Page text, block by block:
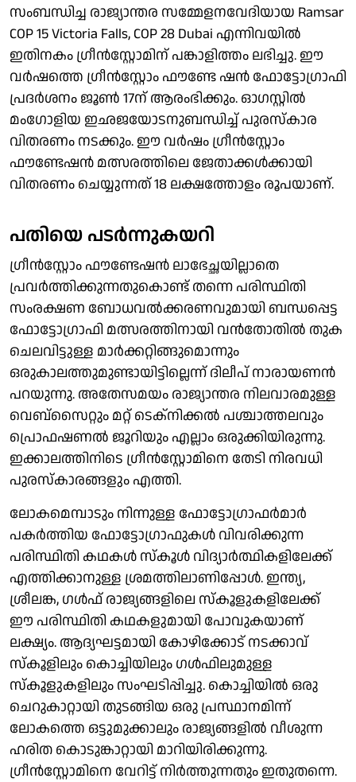
സംബന്ധിച്ച രാജ്യാന്തര സമ്മേളനവേദിയായ Ramsar
COP 15 Victoria Falls, COP 28 Dubai എന്നിവയില്‍
ഇതിനകം ഗ്രീന്‍സ്റ്റോമിന് പങ്കാളിത്തം ലഭിച്ചു. ഈ
വര്‍ഷത്തെ ഗ്രീന്‍സ്റ്റോം ഫൗണ്ടേ ഷന്‍ ഫോട്ടോഗ്രാഫി
പ്രദര്‍ശനം ജൂണ്‍ 17ന് ആരംഭിക്കും. ഓഗസ്റ്റില്‍
മംഗോളിയ ഇഛജയോടനുബന്ധിച്ച് പുരസ്‌കാര
വിതരണം നടക്കും. ഈ വര്‍ഷം ഗ്രീന്‍സ്റ്റോം
ഫൗണ്ടേഷന്‍ മത്സരത്തിലെ ജേതാക്കള്‍ക്കായി
വിതരണം ചെയ്യുന്നത് 18 ലക്ഷത്തോളം രൂപയാണ്.
പതിയെ പടര്‍ന്നുകയറി
ഗ്രീന്‍സ്റ്റോം ഫൗണ്ടേഷന്‍ ലാഭേച്ഛയില്ലാതെ
പ്രവര്‍ത്തിക്കുന്നതുകൊണ്ട് തന്നെ പരിസ്ഥിതി
സംരക്ഷണ ബോധവല്‍ക്കരണവുമായി ബന്ധപ്പെട്ട
ഫോട്ടോഗ്രാഫി മത്സരത്തിനായി വന്‍തോതില്‍ തുക
ചെലവിട്ടുള്ള മാര്‍ക്കറ്റിങ്ങുമൊന്നും
ഒരുകാലത്തുമുണ്ടായിട്ടില്ലെന്ന് ദിലീപ് നാരായണന്‍‌
പറയുന്നു. അതേസമയം രാജ്യാന്തര നിലവാരമുള്ള
വെബ്സൈറ്റും മറ്റ് ടെക്നിക്കല്‍ പശ്ചാത്തലവും
പ്രൊഫഷണല്‍ ജൂറിയും എല്ലാം ഒരുക്കിയിരുന്നു.
ഇക്കാലത്തിനിടെ ഗ്രീന്‍സ്റ്റോമിനെ തേടി നിരവധി
പുരസ്‌കാരങ്ങളും എത്തി.‌
ലോകമെമ്പാടും നിന്നുള്ള ഫോട്ടോഗ്രാഫര്‍മാര്‍
പകര്‍ത്തിയ ഫോട്ടോഗ്രാഫുകള്‍ വിവരിക്കുന്ന
പരിസ്ഥിതി കഥകള്‍ സ്‌കൂള്‍ വിദ്യാര്‍ത്ഥികളിലേക്ക്
എത്തിക്കാനുള്ള ശ്രമത്തിലാണിപ്പോള്‍. ഇന്ത്യ,
ശ്രീലങ്ക, ഗള്‍ഫ് രാജ്യങ്ങളിലെ സ്‌കൂളുകളിലേക്ക്
ഈ പരിസ്ഥിതി കഥകളുമായി പോവുകയാണ്
ലക്ഷ്യം. ആദ്യഘട്ടമായി കോഴിക്കോട് നടക്കാവ്
സ്‌കൂളിലും കൊച്ചിയിലും ഗള്‍ഫിലുമുള്ള
സ്‌കൂളുകളിലും സംഘടിപ്പിച്ചു. കൊച്ചിയില്‍ ഒരു
ചെറുകാറ്റായി തുടങ്ങിയ ഒരു പ്രസ്ഥാനമിന്ന്
ലോകത്തെ ഒട്ടുമുക്കാലും രാജ്യങ്ങളില്‍ വീശുന്ന
ഹരിത കൊടുങ്കാറ്റായി മാറിയിരിക്കുന്നു.
ഗ്രീന്‍സ്റ്റോമിനെ വേറിട്ട് നിര്‍ത്തുന്നതും ഇതുതന്നെ.